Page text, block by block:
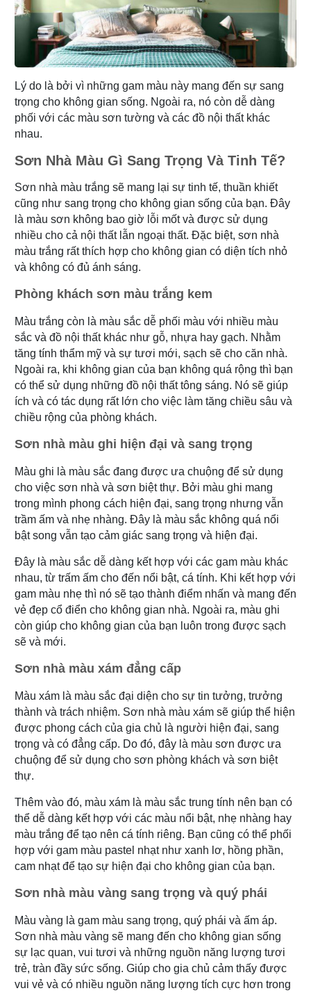
Lý do là bởi vì những gam màu này mang đến sự sang
trọng cho không gian sống. Ngoài ra, nó còn dễ dàng
phối với các màu sơn tường và các đồ nội thất khác
nhau.
Sơn Nhà Màu Gì Sang Trọng Và Tinh Tế?
Sơn nhà màu trắng sẽ mang lại sự tinh tế, thuần khiết
cũng như sang trọng cho không gian sống của bạn. Đây
là màu sơn không bao giờ lỗi mốt và được sử dụng
nhiều cho cả nội thất lẫn ngoại thất. Đặc biệt, sơn nhà
màu trắng rất thích hợp cho không gian có diện tích nhỏ
và không có đủ ánh sáng.
Phòng khách sơn màu trắng kem
Màu trắng còn là màu sắc dễ phối màu với nhiều màu
sắc và đồ nội thất khác như gỗ, nhựa hay gạch. Nhằm
tăng tính thẩm mỹ và sự tươi mới, sạch sẽ cho căn nhà.
Ngoài ra, khi không gian của bạn không quá rộng thì bạn
có thể sử dụng những đồ nội thất tông sáng. Nó sẽ giúp
ích và có tác dụng rất lớn cho việc làm tăng chiều sâu và
chiều rộng của phòng khách.
Sơn nhà màu ghi hiện đại và sang trọng
Màu ghi là màu sắc đang được ưa chuộng để sử dụng
cho việc sơn nhà và sơn biệt thự. Bởi màu ghi mang
trong mình phong cách hiện đại, sang trọng nhưng vẫn
trầm ấm và nhẹ nhàng. Đây là màu sắc không quá nổi
bật song vẫn tạo cảm giác sang trọng và hiện đại.
Đây là màu sắc dễ dàng kết hợp với các gam màu khác
nhau, từ trấm ấm cho đến nổi bật, cá tính. Khi kết hợp với
gam màu nhẹ thì nó sẽ tạo thành điểm nhấn và mang đến
vẻ đẹp cổ điển cho không gian nhà. Ngoài ra, màu ghi
còn giúp cho không gian của bạn luôn trong được sạch
sẽ và mới.
Sơn nhà màu xám đẳng cấp
Màu xám là màu sắc đại diện cho sự tin tưởng, trưởng
thành và trách nhiệm. Sơn nhà màu xám sẽ giúp thể hiện
được phong cách của gia chủ là người hiện đại, sang
trọng và có đẳng cấp. Do đó, đây là màu sơn được ưa
chuộng để sử dụng cho sơn phòng khách và sơn biệt
thự.
Thêm vào đó, màu xám là màu sắc trung tính nên bạn có
thể dễ dàng kết hợp với các màu nổi bật, nhẹ nhàng hay
màu trắng để tạo nên cá tính riêng. Bạn cũng có thể phối
hợp với gam màu pastel nhạt như xanh lơ, hồng phần,
cam nhạt để tạo sự hiện đại cho không gian của bạn.
Sơn nhà màu vàng sang trọng và quý phái
Màu vàng là gam màu sang trọng, quý phái và ấm áp.
Sơn nhà màu vàng sẽ mang đến cho không gian sống
sự lạc quan, vui tươi và những nguồn năng lượng tươi
trẻ, tràn đầy sức sống. Giúp cho gia chủ cảm thấy được
vui vẻ và có nhiều nguồn năng lượng tích cực hơn trong